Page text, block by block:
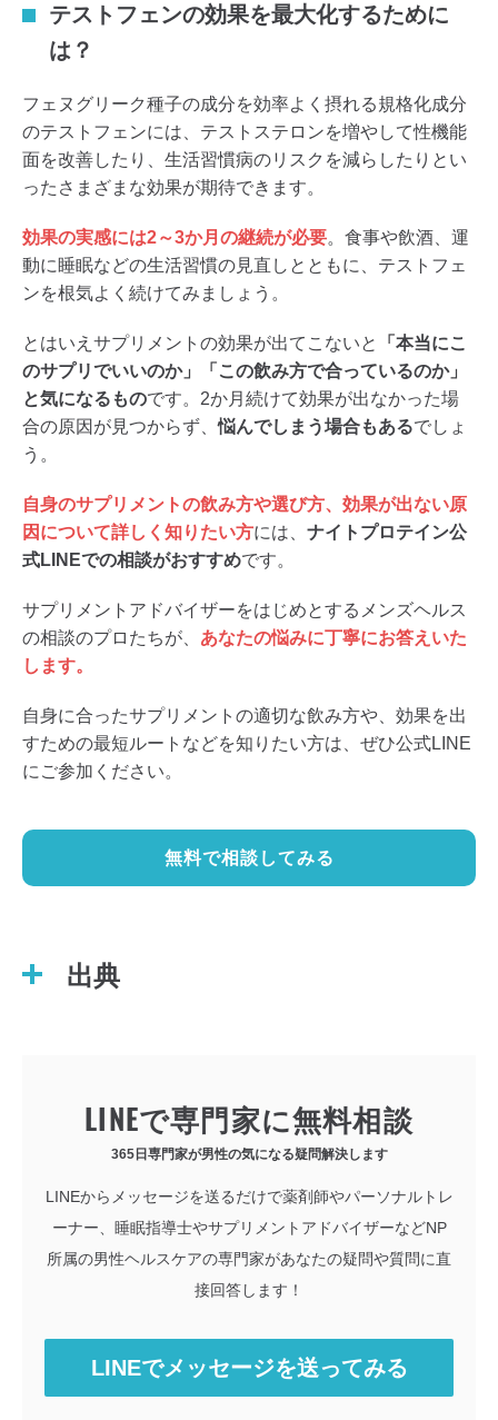
テストフェンの効果を最大化するために
は？
フェヌグリーク種子の成分を効率よく摂れる規格化成分
のテストフェンには、テストステロンを増やして性機能
面を改善したり、生活習慣病のリスクを減らしたりとい
ったさまざまな効果が期待できます。
効果の実感には2～3か月の継続が必要。食事や飲酒、運
動に睡眠などの生活習慣の見直しとともに、テストフェ
ンを根気よく続けてみましょう。
とはいえサプリメントの効果が出てこないと
「本当にこ
のサプリでいいのか」「この飲み方で合っているのか」
と気になるものです。2か月続けて効果が出なかった場
合の原因が見つからず、悩んでしまう場合もあるでしょ
う。
自身のサプリメントの飲み方や選び方、効果が出ない原
因について詳しく知りたい方には、 ナイトプロテイン公
式LINEでの相談がおすすめです。
サプリメントアドバイザーをはじめとするメンズヘルス
の相談のプロたちが、 あなたの悩みに丁寧にお答えいた
します。
自身に合ったサプリメントの適切な飲み方や、効果を出
すための最短ルートなどを知りたい方は、ぜひ公式LINE
にご参加ください。
無料で相談してみる
出典
LINEで専門家に無料相談
365日専門家が男性の気になる疑問解決します
LINEからメッセージを送るだけで薬剤師やパーソナルトレ
ーナー、睡眠指導士やサプリメントアドバイザーなどNP
所属の男性ヘルスケアの専門家があなたの疑問や質問に直
接回答します！
LINEでメッセージを送ってみる